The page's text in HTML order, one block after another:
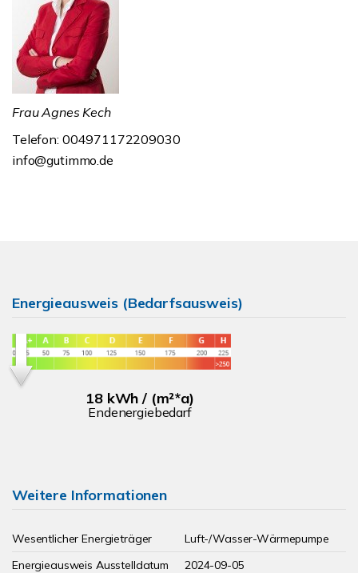
Frau Agnes Kech
Telefon: 004971172209030
info@gutimmo.de
Energieausweis (Bedarfsausweis)
18 kWh / (m²*a)
Endenergiebedarf
Weitere Informationen
Wesentlicher Energieträger
Luft-/Wasser-Wärmepumpe
Energieausweis Ausstelldatum
2024-09-05